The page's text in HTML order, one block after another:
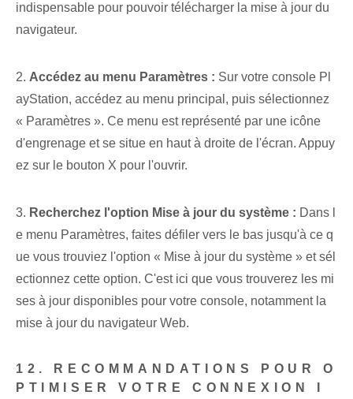
indispensable pour pouvoir télécharger la mise à jour du
navigateur.
2. Accédez au menu Paramètres : Sur votre console Pl
ayStation, accédez au menu principal, puis sélectionnez
« Paramètres ». Ce menu est représenté par une icône
d'engrenage et se situe en haut à droite de l'écran. Appuy
ez sur le bouton X pour l'ouvrir.
3. Recherchez l'option Mise à jour du système : Dans l
e menu Paramètres, faites défiler vers le bas jusqu'à ce q
ue vous trouviez l'option « Mise à jour du système » et sél
ectionnez cette option. C'est ici que vous trouverez les mi
ses à jour disponibles pour votre console, notamment la
mise à jour du navigateur Web.
12. RECOMMANDATIONS POUR O
PTIMISER VOTRE CONNEXION I